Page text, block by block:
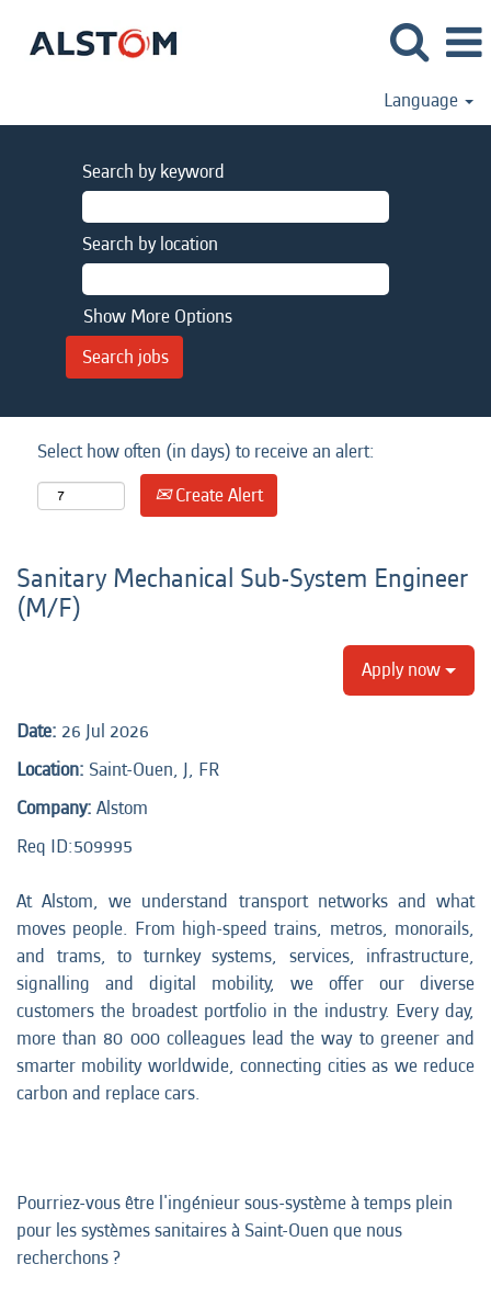
Language
Search by keyword
Search by location
Show More Options
Select how often (in days) to receive an alert:
Create Alert
Sanitary Mechanical Sub-System Engineer
(M/F)
Apply now
Date: 26 Jul 2026
Location: Saint-Ouen, J, FR
Company: Alstom
Req ID:509995
At Alstom, we understand transport networks and what
moves people. From high-speed trains, metros, monorails,
and trams, to turnkey systems, services, infrastructure,
signalling and digital mobility, we offer our diverse
customers the broadest portfolio in the industry. Every day,
more than 80 000 colleagues lead the way to greener and
smarter mobility worldwide, connecting cities as we reduce
carbon and replace cars.
Pourriez-vous être l'ingénieur sous-système à temps plein
pour les systèmes sanitaires à Saint-Ouen que nous
recherchons ?